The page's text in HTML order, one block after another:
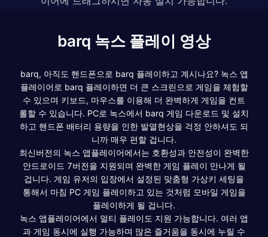
barq 녹스 플레이 영상
barq, 아직도 핸드폰으로 barq 플레이하고 계시나요? 녹스 앱
플레이어로 barq 플레이하면 더 큰 스크린으로 게임을 체험할
수 있으며 키보드, 마우스를 이용해 더 완벽하게 게임을 컨트
롤할 수 있습니다. PC로 녹스에서 barq 게임 다운로드 및 설치
하고 핸드폰 배터리 용량을 인한 발열현상을 걱정 안하셔도 되
니까 매우 편할 겁니다.
최신버전의 녹스 앱플레이어에서는 호환성과 안전성이 완벽한
안드로이드 7버전을 지원되며 완벽한 게임 플레이 만나게 될
겁니다. 게임 유저의 입장에서 설정된 맞춤형 가상키 세팅을
통해서 마침 PC 게임 플레이하고 있는 것처럼 모바일 게임을
플레이하게 될 겁니다.
녹스 앱플레이어에서 멀티 플레이도 지원 가능합니다. 여러 앱
과 게임 동시에 실행 가능하며 많은 즐거움을 동시에 누릴 수